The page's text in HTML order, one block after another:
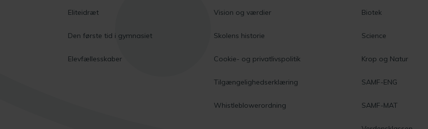
Eliteidræt
Den første tid i gymnasiet
Elevfællesskaber
Vision og værdier
Skolens historie
Cookie- og privatlivspolitik
Tilgængelighedserklæring
Whistleblowerordning
Biotek
Science
Krop og Natur
SAMF-ENG
SAMF-MAT